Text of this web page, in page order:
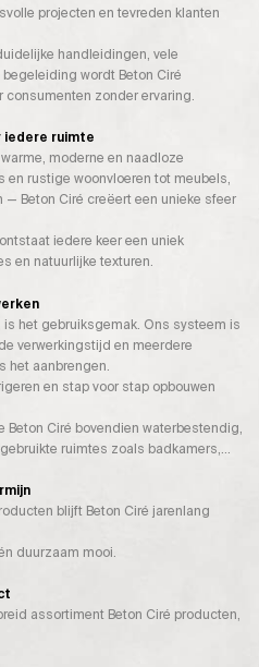
projecten en tevreden klanten
handleidingen, vele
wordt Beton Ciré
zonder ervaring.
iedere ruimte
moderne en naadloze
en rustige woonvloeren tot meubels,
Beton Ciré creëert een unieke sfeer
iedere keer een uniek
en natuurlijke texturen.
het gebruiksgemak. Ons systeem is
verwerkingstijd en meerdere
het aanbrengen.
en stap voor stap opbouwen
Beton Ciré bovendien waterbestendig,
ruimtes zoals badkamers,
blijft Beton Ciré jarenlang
duurzaam mooi.
assortiment Beton Ciré producten,